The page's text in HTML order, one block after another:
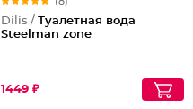
Dilis / Туалетная вода
Steelman zone
1449 ₽